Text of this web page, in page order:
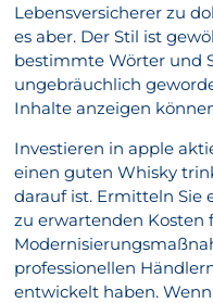
Lebensversicherer zu
es aber. Der Stil ist
bestimmte Wörter und
ungebräuchlich
Inhalte anzeigen
Investieren in apple
einen guten Whisky
darauf ist. Ermitteln Sie
zu erwartenden Kosten
professionellen
entwickelt haben.